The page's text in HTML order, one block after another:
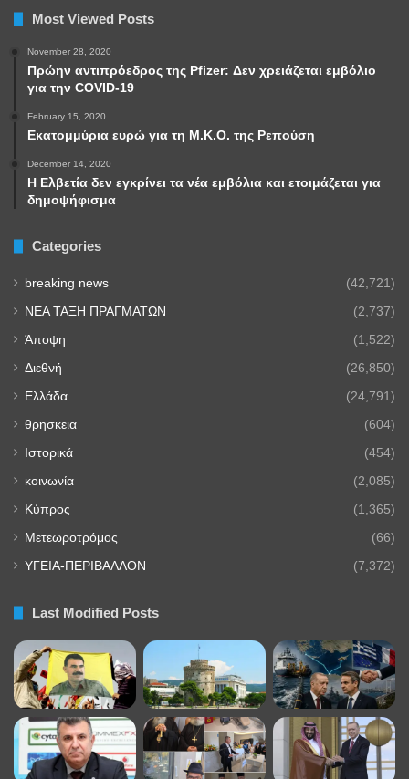
Most Viewed Posts
November 28, 2020
Πρώην αντιπρόεδρος της Pfizer: Δεν χρειάζεται εμβόλιο
για την COVID-19
February 15, 2020
Εκατομμύρια ευρώ για τη Μ.Κ.Ο. της Ρεπούση
December 14, 2020
Η Ελβετία δεν εγκρίνει τα νέα εμβόλια και ετοιμάζεται για
δημοψήφισμα
Categories
breaking news (42,721)
NEA TAΞΗ ΠΡΑΓΜΑΤΩΝ (2,737)
Άποψη (1,522)
Διεθνή (26,850)
Ελλάδα (24,791)
θρησκεια (604)
Ιστορικά (454)
κοινωνία (2,085)
Κύπρος (1,365)
Μετεωροτρόμος (66)
ΥΓΕΙΑ-ΠΕΡΙΒΑΛΛΟΝ (7,372)
Last Modified Posts